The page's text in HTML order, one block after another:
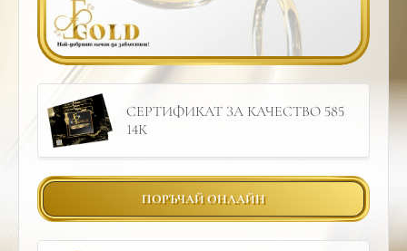
СЕРТИФИКАТ ЗА КАЧЕСТВО 585
14К
ПОРЪЧАЙ ОНЛАЙН